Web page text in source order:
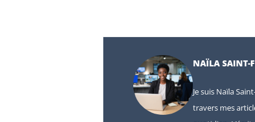
NAÏLA SAINT-
Je suis Naïla
travers mes